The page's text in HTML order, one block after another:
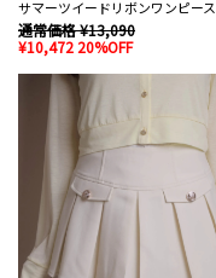
サマーツイードリボンワンピース
通常価格 ¥13,090
¥10,472 20%OFF